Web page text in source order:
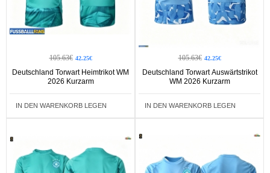
105.63€ 42.25€
Deutschland Torwart Heimtrikot WM
2026 Kurzarm
IN DEN WARENKORB LEGEN
105.63€ 42.25€
Deutschland Torwart Auswärtstrikot
WM 2026 Kurzarm
IN DEN WARENKORB LEGEN